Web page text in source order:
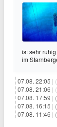
ist sehr
im
07.08. 22:05 |
07.08. 21:06 |
07.08. 17:59 |
07.08. 16:15 |
07.08. 11:46 |